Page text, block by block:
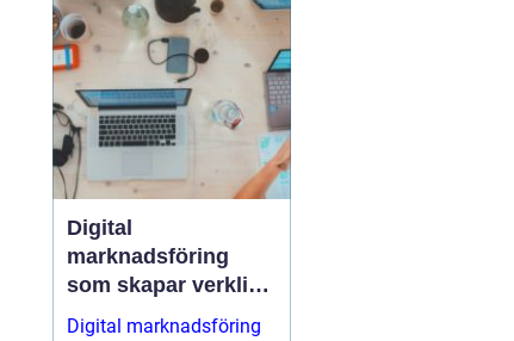
privatpersoner göra
kommuni...
Digital
marknadsföring
som skapar verkliga
resultat
Digital marknadsföring